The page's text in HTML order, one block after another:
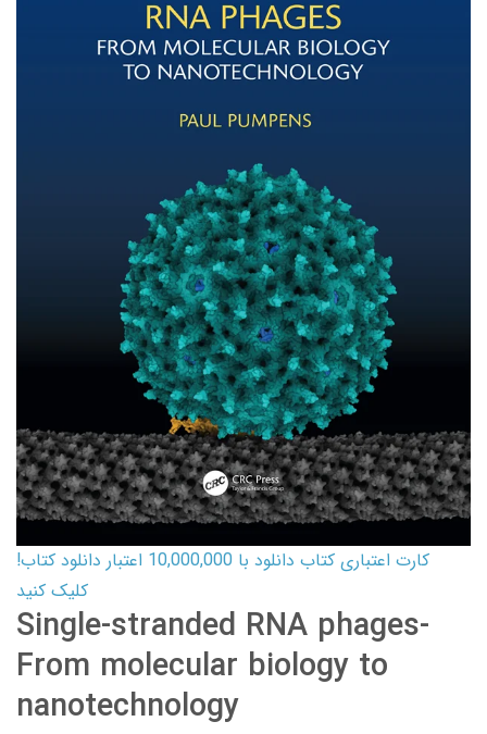
کارت اعتباری کتاب دانلود با 10,000,000 اعتبار دانلود کتاب!
کلیک کنید
Single-stranded RNA phages-
From molecular biology to
nanotechnology